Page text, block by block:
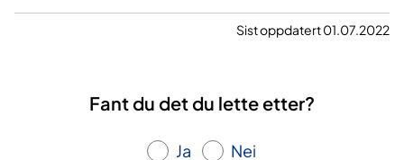
Sist oppdatert 01.07.2022
Fant du det du lette etter?
Ja Nei